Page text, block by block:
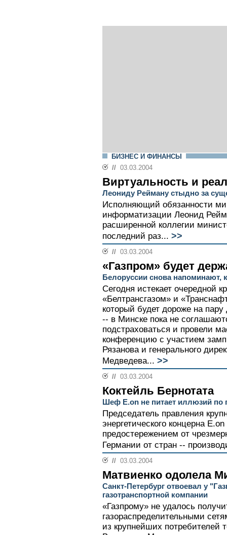
БИЗНЕС И ФИНАНСЫ
// 03.03.2004
Виртуальность и
Леониду Рейману стыдно за
Исполняющий обязанности
информатизации Леонид
расширенной коллегии
последний раз... >>
// 03.03.2004
«Газпром» будет
Белоруссии снова напоминают,
Сегодня истекает очередной
«Белтрансгазом» и
который будет дороже на
-- в Минске пока не
подстраховаться и провели
конференцию с участием
Рязанова и генерального
Медведева... >>
// 03.03.2004
Коктейль Бернотата
Шеф E.on не питает иллюзий по
Председатель правления
энергетического концерна
предостережением от
Германии от стран --
// 03.03.2004
Матвиенко одолела
Санкт-Петербург отвоевал у
газотранспортной компании
«Газпрому» не удалось
газораспределительными
из крупнейших потребителей